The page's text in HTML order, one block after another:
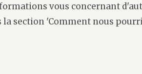
vous concernant
la section 'Comment nous